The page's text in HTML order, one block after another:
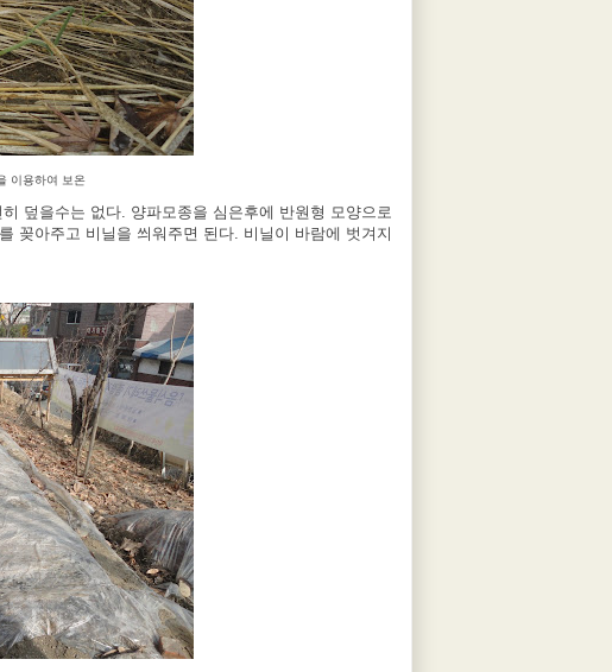
이용하여 보온
덮을수는 없다
양파모종을 심은후에 반원형 모양으로
를 꽂아주고 비닐을 씌워주면 된다 비닐이 바람에 벗겨지